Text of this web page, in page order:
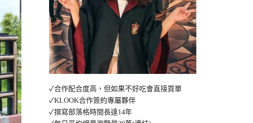
✓合作配合度高，但如果不好吃會直接買單
✓KLOOK合作簽約專屬夥伴
✓撰寫部落格時間長達14年